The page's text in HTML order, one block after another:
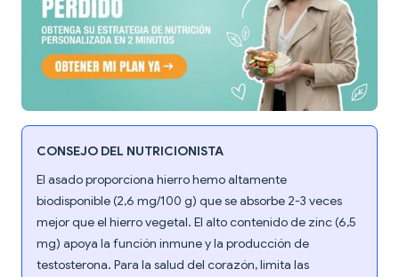
CONSEJO DEL NUTRICIONISTA
El asado proporciona hierro hemo altamente
biodisponible (2,6 mg/100 g) que se absorbe 2-3 veces
mejor que el hierro vegetal. El alto contenido de zinc (6,5
mg) apoya la función inmune y la producción de
testosterona. Para la salud del corazón, limita las